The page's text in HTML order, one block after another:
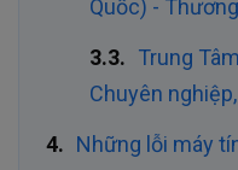
Quốc) -
Trung
Chuyên
Những lỗi máy